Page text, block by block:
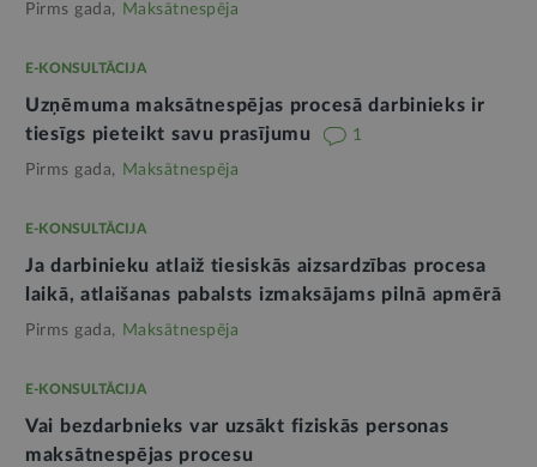
Pirms gada, Maksātnespēja
E-KONSULTĀCIJA
Uzņēmuma maksātnespējas procesā darbinieks ir
tiesīgs pieteikt savu prasījumu
1
Pirms gada, Maksātnespēja
E-KONSULTĀCIJA
Ja darbinieku atlaiž tiesiskās aizsardzības procesa
laikā, atlaišanas pabalsts izmaksājams pilnā apmērā
Pirms gada, Maksātnespēja
E-KONSULTĀCIJA
Vai bezdarbnieks var uzsākt fiziskās personas
maksātnespējas procesu